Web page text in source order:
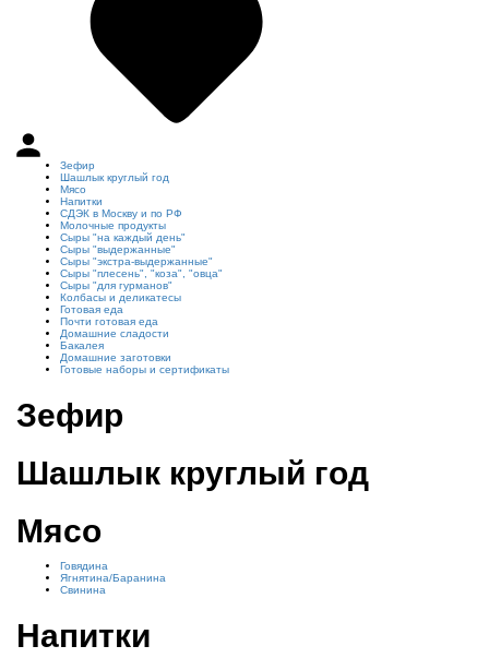
Зефир
Шашлык круглый год
Мясо
Напитки
СДЭК в Москву и по РФ
Молочные продукты
Сыры "на каждый день"
Сыры "выдержанные"
Сыры "экстра-выдержанные"
Сыры "плесень", "коза", "овца"
Сыры "для гурманов"
Колбасы и деликатесы
Готовая еда
Почти готовая еда
Домашние сладости
Бакалея
Домашние заготовки
Готовые наборы и сертификаты
Зефир
Шашлык круглый год
Мясо
Говядина
Ягнятина/Баранина
Свинина
Напитки